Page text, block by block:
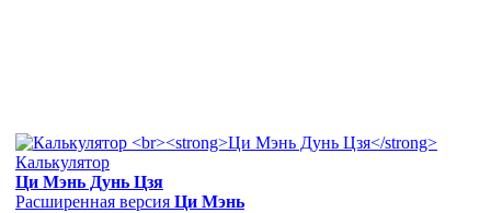
Калькулятор
Ци Мэнь Дунь Цзя
Расширенная версия Ци Мэнь